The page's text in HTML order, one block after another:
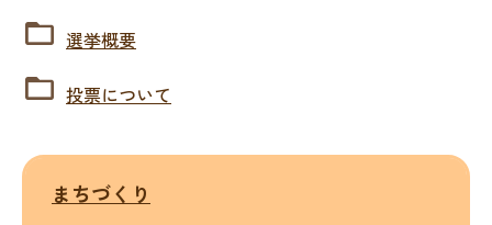
選挙概要
投票について
まちづくり